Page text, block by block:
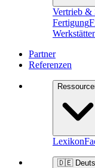
Vertrieb &
Fertigung
Partner
Referenzen
Lexikon
🇩🇪